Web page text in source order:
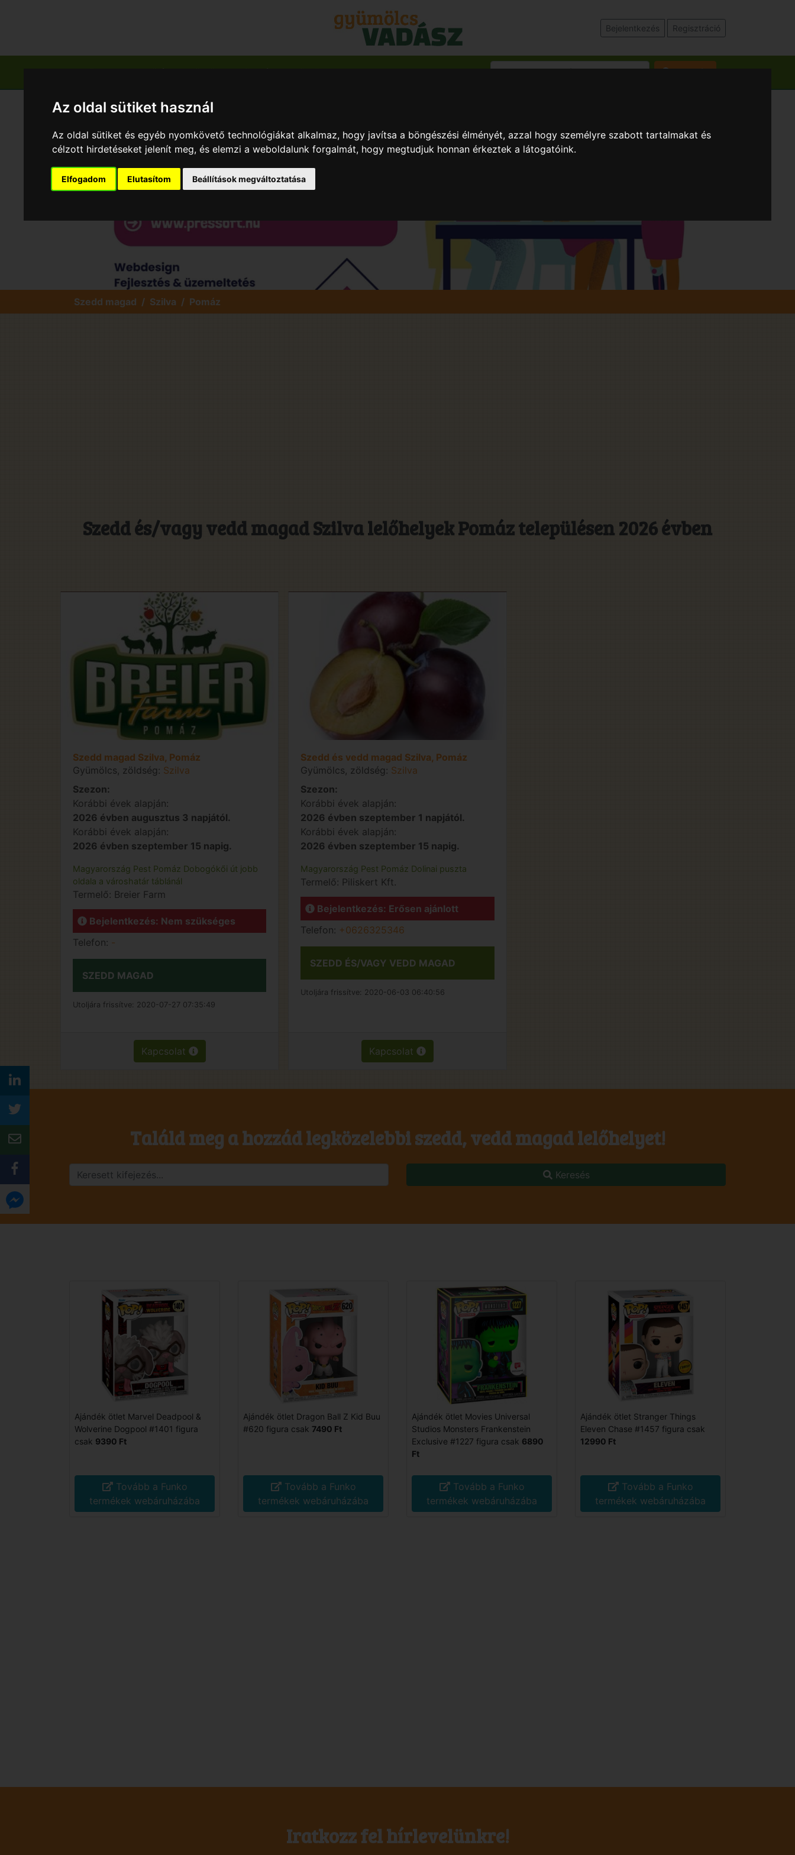
Az oldal sütiket használ
Az oldal sütiket és egyéb nyomkövető technológiákat alkalmaz, hogy javítsa a böngészési élményét, azzal hogy személyre szabott tartalmakat és
célzott hirdetéseket jelenít meg, és elemzi a weboldalunk forgalmát, hogy megtudjuk honnan érkeztek a látogatóink.
Elfogadom Elutasítom Beállítások megváltoztatása
Bejelentkezés Regisztráció
Keresés
Szedd magad Szilva Pomáz
Szedd és/vagy vedd magad Szilva lelőhelyek Pomáz településen 2026 évben
Szedd magad Szilva, Pomáz
Gyümölcs, zöldség: Szilva
Szezon:
Korábbi évek alapján:
2026 évben augusztus 3 napjától.
Korábbi évek alapján:
2026 évben szeptember 15 napig.
Magyarország Pest Pomáz Dobogókői út jobb
oldala a városhatár táblánál
Termelő: Breier Farm
Bejelentkezés: Nem szükséges
Telefon: -
SZEDD MAGAD
Utoljára frissítve: 2020-07-27 07:35:49
Kapcsolat
Szedd és vedd magad Szilva, Pomáz
Gyümölcs, zöldség: Szilva
Szezon:
Korábbi évek alapján:
2026 évben szeptember 1 napjától.
Korábbi évek alapján:
2026 évben szeptember 15 napig.
Magyarország Pest Pomáz Dolinai puszta
Termelő: Piliskert Kft.
Bejelentkezés: Erősen ajánlott
Telefon: +0626325346
SZEDD ÉS/VAGY VEDD MAGAD
Utoljára frissítve: 2020-06-03 06:40:56
Kapcsolat
Találd meg a hozzád legközelebbi szedd, vedd magad lelőhelyet!
Keresés
Ajándék ötlet Marvel Deadpool &
Wolverine Dogpool #1401 figura
csak 9390 Ft
Tovább a Funko
termékek webáruházába
Ajándék ötlet Dragon Ball Z Kid Buu
#620 figura csak 7490 Ft
Tovább a Funko
termékek webáruházába
Ajándék ötlet Movies Universal
Studios Monsters Frankenstein
Exclusive #1227 figura csak 6890
Ft
Tovább a Funko
termékek webáruházába
Ajándék ötlet Stranger Things
Eleven Chase #1457 figura csak
12990 Ft
Tovább a Funko
termékek webáruházába
Iratkozz fel hírlevelünkre!